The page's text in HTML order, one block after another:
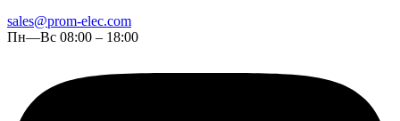
sales@prom-elec.com
Пн—Вс 08:00 – 18:00